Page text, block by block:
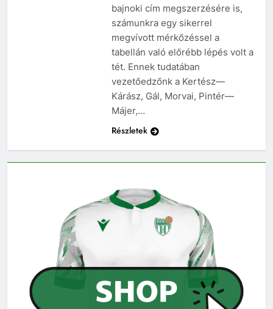
bajnoki cím megszerzésére is,
számunkra egy sikerrel
megvívott mérkőzéssel a
tabellán való előrébb lépés volt a
tét. Ennek tudatában
vezetőedzőnk a Kertész—
Kárász, Gál, Morvai, Pintér—
Májer,…
Részletek